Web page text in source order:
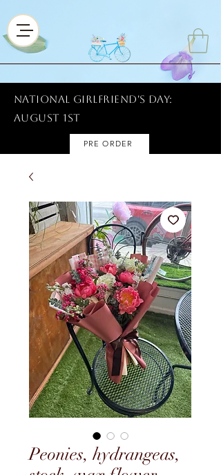
National Girlfriend's Day:
AUGUST 1ST
PRE ORDER
Peonies, hydrangeas,